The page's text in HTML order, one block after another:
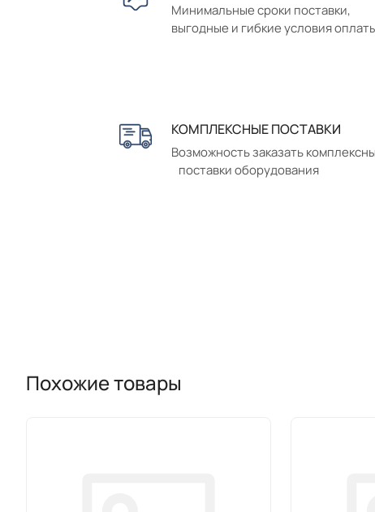
Минимальные сроки поставки,
выгодные и гибкие условия
КОМПЛЕКСНЫЕ ПОСТАВКИ
Возможность заказать
поставки оборудования
Похожие товары